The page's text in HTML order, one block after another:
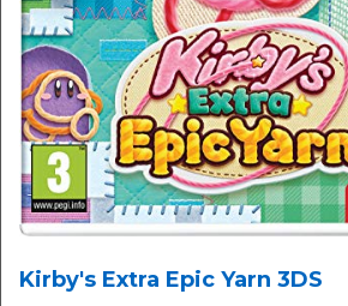
Kirby's Extra Epic Yarn 3DS